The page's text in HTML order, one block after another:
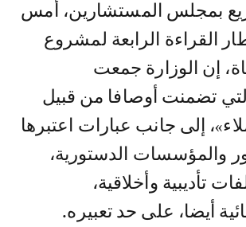
بمجلس المستشارين، أمس
القراءة الرابعة لمشروع
إن الوزارة جمعت
تضمنت أوصافا من قبيل
إلى جانب عبارات اعتبرها
والمؤسسات الدستورية،
تأديبية وأخلاقية،
أيضا، على حد تعبيره.